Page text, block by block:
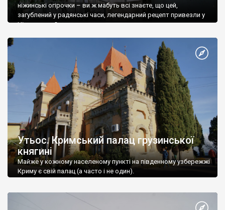
ніжинські огірочки – ви ж мабуть всі знаєте, що цей,
загублений у радянські часи, легендарний рецепт привезли у
Ніжин греки?
Утьос. Кримський палац грузинської
княгині
Майже у кожному населеному пункті на південному узбережжі
Криму є свій палац (а часто і не один).